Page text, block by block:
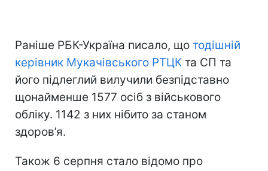
Раніше РБК-Україна писало, що тодішній
керівник Мукачівського РТЦК та СП та
його підлеглий вилучили безпідставно
щонайменше 1577 осіб з військового
обліку. 1142 з них нібито за станом
здоров’я.
Також 6 серпня стало відомо про